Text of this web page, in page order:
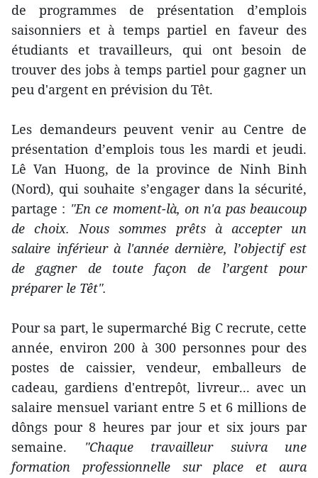
de programmes de présentation d’emplois
saisonniers et à temps partiel en faveur des
étudiants et travailleurs, qui ont besoin de
trouver des jobs à temps partiel pour gagner un
peu d'argent en prévision du Têt.
Les demandeurs peuvent venir au Centre de
présentation d’emplois tous les mardi et jeudi.
Lê Van Huong, de la province de Ninh Binh
(Nord), qui souhaite s’engager dans la sécurité,
partage : "En ce moment-là, on n'a pas beaucoup
de choix. Nous sommes prêts à accepter un
salaire inférieur à l'année dernière, l’objectif est
de gagner de toute façon de l’argent pour
préparer le Têt".
Pour sa part, le supermarché Big C recrute, cette
année, environ 200 à 300 personnes pour des
postes de caissier, vendeur, emballeurs de
cadeau, gardiens d'entrepôt, livreur... avec un
salaire mensuel variant entre 5 et 6 millions de
dôngs pour 8 heures par jour et six jours par
semaine. "Chaque travailleur suivra une
formation professionnelle sur place et aura